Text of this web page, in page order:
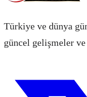
Türkiye ve dünya
güncel gelişmeler